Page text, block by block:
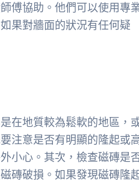
傅協助。他們可以使用專
果對牆面的狀況有任何疑
在地質較為鬆軟的地區，
注意是否有明顯的隆起或
小心。其次，檢查磁磚是
磚破損。如果發現磁磚隆